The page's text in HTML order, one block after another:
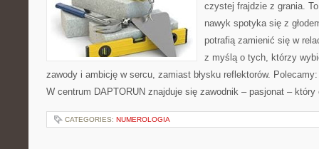
czystej frajdzie z grania.
nawyk spotyka się z
potrafią zamienić się w
z myślą o tych, którzy
zawody i ambicję w sercu, zamiast błysku reflektorów.
W centrum DAPTORUN znajduje się zawodnik – pasjonat –
CATEGORIES: NUMEROLOGIA